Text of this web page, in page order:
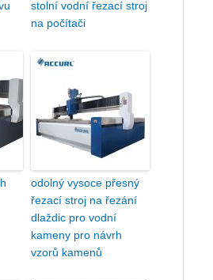
stolní vodní řezací stroj
na počítači
odolný vysoce přesný
řezací stroj na řezání
dlaždic pro vodní
kameny pro návrh
vzorů kamenů